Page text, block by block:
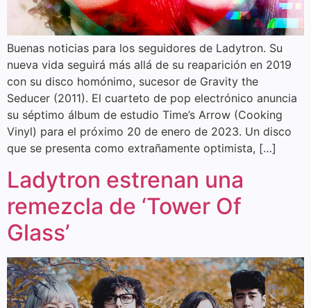
Buenas noticias para los seguidores de Ladytron. Su
nueva vida seguirá más allá de su reaparición en 2019
con su disco homónimo, sucesor de Gravity the
Seducer (2011). El cuarteto de pop electrónico anuncia
su séptimo álbum de estudio Time’s Arrow (Cooking
Vinyl) para el próximo 20 de enero de 2023. Un disco
que se presenta como extrañamente optimista, […]
Ladytron estrenan una
remezcla de ‘Tower Of
Glass’